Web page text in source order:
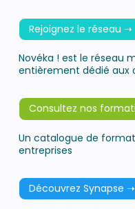
Rejoignez le réseau ➝
Novéka ! est le réseau
entièrement dédié aux
Consultez nos
Un catalogue de
entreprises
Découvrez Synapse ➝